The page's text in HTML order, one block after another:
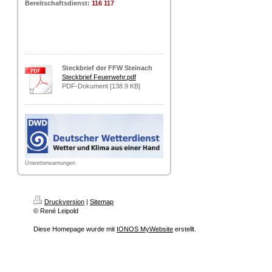
Bereitschaftsdienst: 116 117
Steckbrief der FFW Steinach
Steckbrief Feuerwehr.pdf
PDF-Dokument [138.9 KB]
Unwetterwarnungen
Druckversion
Sitemap
© René Leipold
Diese Homepage wurde mit IONOS MyWebsite erstellt.